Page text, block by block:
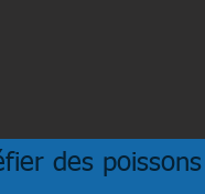
des